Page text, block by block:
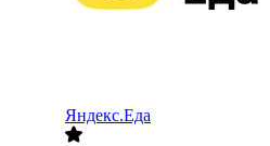
Яндекс.Еда